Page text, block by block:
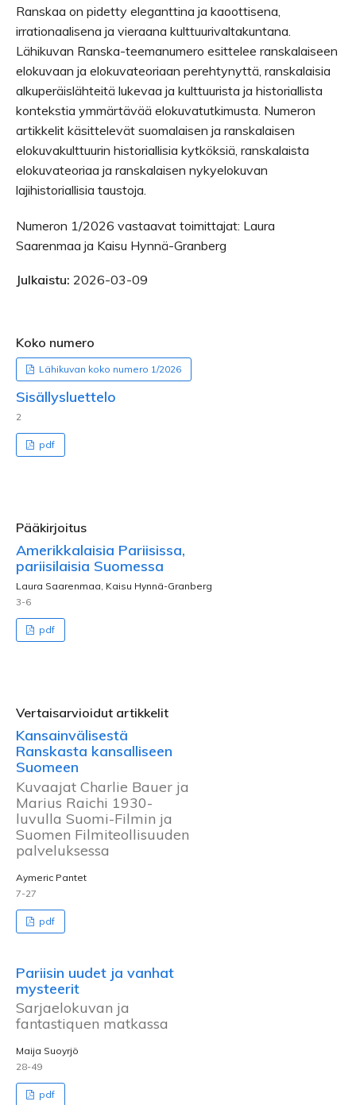
Ranskaa on pidetty eleganttina ja kaoottisena,
irrationaalisena ja vieraana kulttuurivaltakuntana.
Lähikuvan Ranska-teemanumero esittelee ranskalaiseen
elokuvaan ja elokuvateoriaan perehtynyttä, ranskalaisia
alkuperäislähteitä lukevaa ja kulttuurista ja historiallista
kontekstia ymmärtävää elokuvatutkimusta. Numeron
artikkelit käsittelevät suomalaisen ja ranskalaisen
elokuvakulttuurin historiallisia kytköksiä, ranskalaista
elokuvateoriaa ja ranskalaisen nykyelokuvan
lajihistoriallisia taustoja.
Numeron 1/2026 vastaavat toimittajat: Laura
Saarenmaa ja Kaisu Hynnä-Granberg
Julkaistu: 2026-03-09
Koko numero
Lähikuvan koko numero 1/2026
Sisällysluettelo
2
pdf
Pääkirjoitus
Amerikkalaisia Pariisissa,
pariisilaisia Suomessa
Laura Saarenmaa, Kaisu Hynnä-Granberg
3-6
pdf
Vertaisarvioidut artikkelit
Kansainvälisestä
Ranskasta kansalliseen
Suomeen
Kuvaajat Charlie Bauer ja
Marius Raichi 1930-
luvulla Suomi-Filmin ja
Suomen Filmiteollisuuden
palveluksessa
Aymeric Pantet
7-27
pdf
Pariisin uudet ja vanhat
mysteerit
Sarjaelokuvan ja
fantastiquen matkassa
Maija Suoyrjö
28-49
pdf